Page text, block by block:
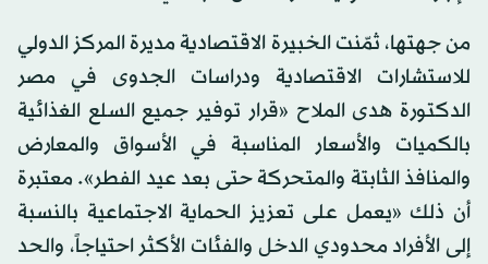
من جهتها، ثمّنت الخبيرة الاقتصادية مديرة المركز الدولي
للاستشارات الاقتصادية ودراسات الجدوى في مصر
الدكتورة هدى الملاح «قرار توفير جميع السلع الغذائية
بالكميات والأسعار المناسبة في الأسواق والمعارض
والمنافذ الثابتة والمتحركة حتى بعد عيد الفطر». معتبرة
أن ذلك «يعمل على تعزيز الحماية الاجتماعية بالنسبة
إلى الأفراد محدودي الدخل والفئات الأكثر احتياجاً، والحد